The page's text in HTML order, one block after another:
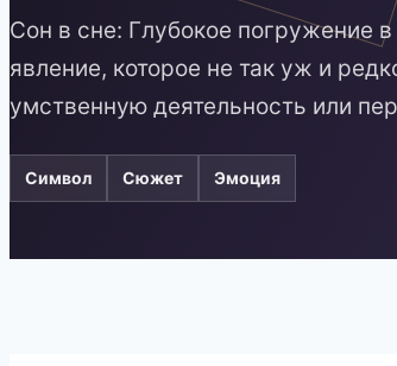
Сон в сне: Глубокое погружение
явление, которое не так уж и
умственную деятельность или
Символ Сюжет Эмоция